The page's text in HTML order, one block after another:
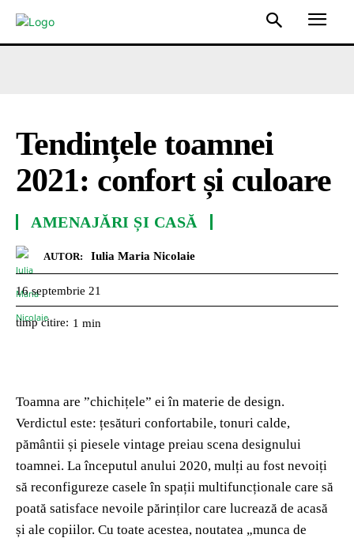
Tendințele toamnei
2021: confort și culoare
AMENAJĂRI ȘI CASĂ
AUTOR: Iulia Maria Nicolaie
16 septembrie 21
timp citire: 1 min
Toamna are ”chichițele” ei în materie de design.
Verdictul este: țesături confortabile, tonuri calde,
pământii și piesele vintage preiau scena designului
toamnei. La începutul anului 2020, mulți au fost nevoiți
să reconfigureze casele în spații multifuncționale care să
poată satisface nevoile părinților care lucrează de acasă
și ale copiilor. Cu toate acestea, noutatea „munca de